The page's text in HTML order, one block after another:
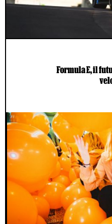
Formula E, il